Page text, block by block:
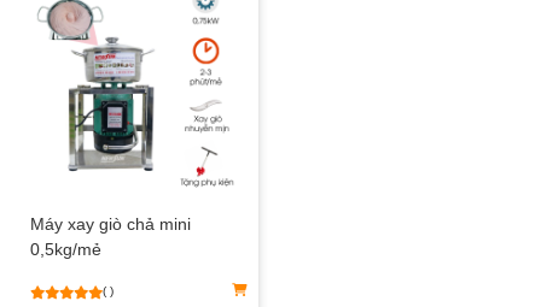
Máy xay giò chả mini
0,5kg/mẻ
( )